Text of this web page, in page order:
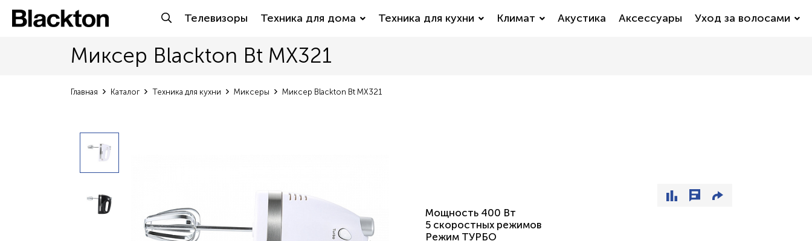
Телевизоры Техника для дома Техника для кухни Климат Акустика Аксессуары Уход за волосами
Миксер Blackton Bt MX321
Главная Каталог Техника для кухни Миксеры Миксер Blackton Bt MX321
Мощность 400 Вт
5 скоростных режимов
Режим ТУРБО